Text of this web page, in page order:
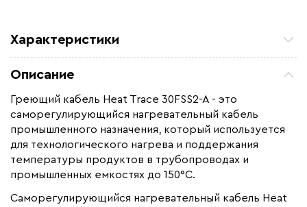
Характеристики
нефте -газопроводов, Для
резервуаров и емкостей
Монтаж Внутренний, Наружный
Толщина (мм)
Страна производства Великобритания
Описание
Греющий кабель Heat Trace 30FSS2-A - это
саморегулирующийся нагревательный кабель
промышленного назначения, который используется
для технологического нагрева и поддержания
температуры продуктов в трубопроводах и
промышленных емкостях до 150°С.
Саморегулирующийся нагревательный кабель Heat